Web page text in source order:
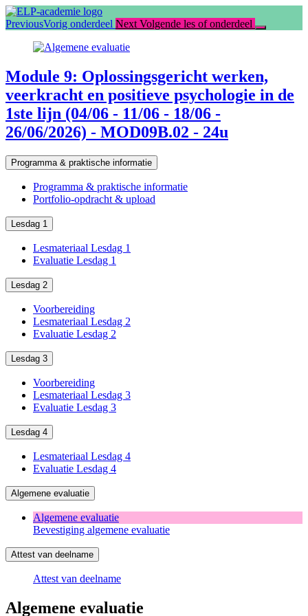
Ga
terug
course:
9:
Oplossingsgericht
werken,
veerkracht
en
positieve
in
de
–
11/06
18/06
26/06/2026)
–
MOD09B.02
PreviousVorig onderdeel Next Volgende les of onderdeel
Module 9: Oplossingsgericht werken,
veerkracht en positieve psychologie in de
1ste lijn (04/06 - 11/06 - 18/06 -
26/06/2026) - MOD09B.02 - 24u
Programma & praktische informatie
Programma & praktische informatie
Portfolio-opdracht & upload
Lesdag 1
Lesmateriaal Lesdag 1
Evaluatie Lesdag 1
Lesdag 2
Voorbereiding
Lesmateriaal Lesdag 2
Evaluatie Lesdag 2
Lesdag 3
Voorbereiding
Lesmateriaal Lesdag 3
Evaluatie Lesdag 3
Lesdag 4
Lesmateriaal Lesdag 4
Evaluatie Lesdag 4
Algemene evaluatie
Algemene evaluatie
Bevestiging algemene evaluatie
Attest van deelname
Attest van deelname
Algemene evaluatie